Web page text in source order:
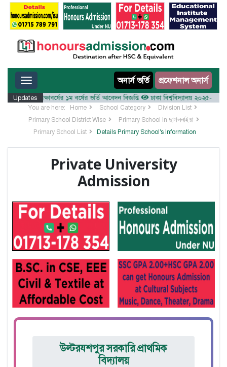
Toggle navigation অনার্স ভর্তি প্রফেশনাল অনার্স
Updates
২০২৫-২৬ শিক্ষাবর্ষের ১ম বর্ষের ভর্তি আবেদন বিজ্ঞপ্তি ঢাকা বিশ্ববিদ্যালয় ২০২৫-২৬
You are here: Home School Category
Division List
Primary School District Wise
Primary School in ছাগলনাইয়া
Primary School List
Details Primary School's Information
Private University
Admission
উল্টরযশপুর সরকারি প্রাথমিক
বিদ্যালয়